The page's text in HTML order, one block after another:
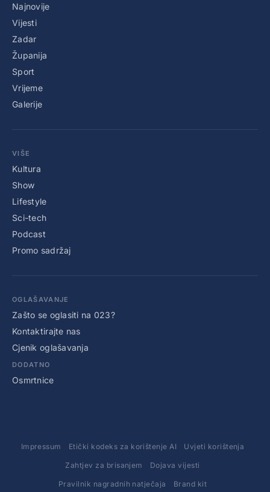
Najnovije
Vijesti
Zadar
Županija
Sport
Vrijeme
Galerije
VIŠE
Kultura
Show
Lifestyle
Sci-tech
Podcast
Promo sadržaj
OGLAŠAVANJE
Zašto se oglasiti na 023?
Kontaktirajte nas
Cjenik oglašavanja
DODATNO
Osmrtnice
Impressum Etički kodeks za korištenje AI Uvjeti korištenja
Zahtjev za brisanjem Dojava vijesti
Pravilnik nagradnih natječaja Brand kit